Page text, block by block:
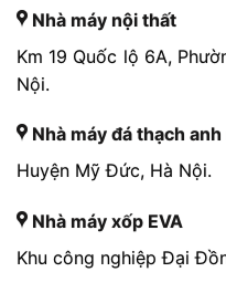
Nhà máy nội thất
Km 19 Quốc lộ 6A,
Nội.
Nhà máy đá thạch
Huyện Mỹ Đức, Hà Nội.
Nhà máy xốp EVA
Khu công nghiệp Đại